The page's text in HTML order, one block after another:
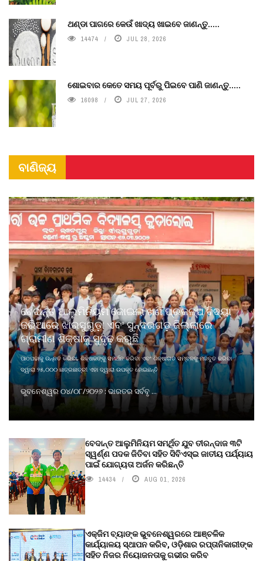
ଥଣ୍ଡା ପାଗରେ କେଉଁ ଖାଦ୍ୟ ଖାଇବେ ଜାଣନ୍ତୁ.....
14474 JUL 28, 2026
ଶୋଇବାର କେତେ ସମୟ ପୂର୍ବରୁ ପିଇବେ ପାଣି ଜାଣନ୍ତୁ.....
16098 JUL 27, 2026
ବାଣିଜ୍ୟ
ବେଦାନ୍ତ ଆଲୁମିନିୟମ କୋଇଲା ଖଣି ପ୍ରକଳ୍ପ ବିଦ୍ୟା
ଜରିଆରେ ଝାରସୁଗୁଡ଼ା ଏବଂ ସୁନ୍ଦରଗଡ଼ ଜିଲ୍ଲାରେ
ଗ୍ରାମୀଣ ଶିକ୍ଷାକୁ ସୁଦୃଢ଼ କରୁଛି
ପାଠପଢାକୁ ଉନ୍ନତ କରିବା, ଶିକ୍ଷକଙ୍କୁ ସମର୍ଥନ କରିବା ଏବଂ ଶିକ୍ଷାଗତ ସମ୍ବଳକୁ ମଜବୁତ କରିବା
ଦ୍ୱାରା ୨୫,୦୦୦ ଛାତ୍ରଛାତ୍ରୀ ଏହା ଦ୍ୱାରା ଉପକୃତ ହୋଇଛନ୍ତି
ଭୁବନେଶ୍ୱର ୦୪/୦୮/୨୦୨୬ : ଭାରତର ସର୍ବବୃ ...
ବେଦାନ୍ତ ଆଲୁମିନିୟମ ସମର୍ଥିତ ଯୁବ ତୀରନ୍ଦାଜ ୩ଟି
ସ୍ୱର୍ଣ୍ଣ ପଦକ ଜିତିବା ସହିତ ସିବିଏସ୍ଇ ଜାତୀୟ ପର୍ଯ୍ୟାୟ
ପାଇଁ ଯୋଗ୍ୟତା ଅର୍ଜନ କରିଛନ୍ତି
14434 AUG 01, 2026
ଏକ୍ଜିମ ବ୍ୟାଙ୍କ ଭୁବନେଶ୍ୱରରେ ଆଞ୍ଚଳିକ
କାର୍ଯ୍ୟାଳୟ ସ୍ଥାପନ କରିବ, ଓଡ଼ିଶାର ରପ୍ତାନିକାରୀଙ୍କ
ସହିତ ନିଜର ନିୟୋଜନତାକୁ ଗଭୀର କରିବ